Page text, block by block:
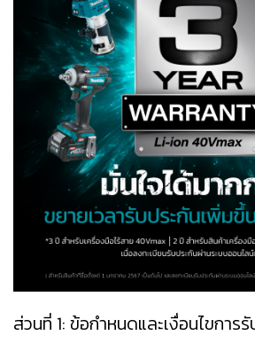
ส่วนที่ 1: ข้อกำหนดและเงื่อนไขการ